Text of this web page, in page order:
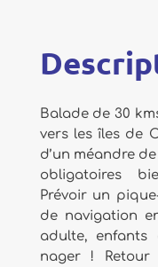
Balade de 30
vers les îles de
d’un méandre
obligatoires
Prévoir un
de navigation
adulte,
nager ! Retour